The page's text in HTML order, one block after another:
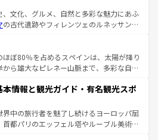
、文化、グルメ、自然と多彩な魅力にあふ
の古代遺跡やフィレンツェのルネッサンス
の美しい田園風景やアマルフィ海岸の絶
観も見逃せない。観光の合間には、本場の
、絶品のイタリア料理を堪能することも
リアで、忘れられない旅をしてみよう！
リア情報は
ほぼ80％を占めるスペインは、太陽が降り
ら雄大なピレネー山脈まで、多彩な自然
国では、情熱的なフラメンコ、熱気あふ
美味しいタパスが生活の一部となってい
ードの洗練された雰囲気や、バルセロナの
角から、地方では古代ローマ遺跡や中世
本情報と観光ガイド・有名観光スポ
界中の旅行者を魅了し続けるヨーロッパ屈
都パリのエッフェル塔やルーブル美術館